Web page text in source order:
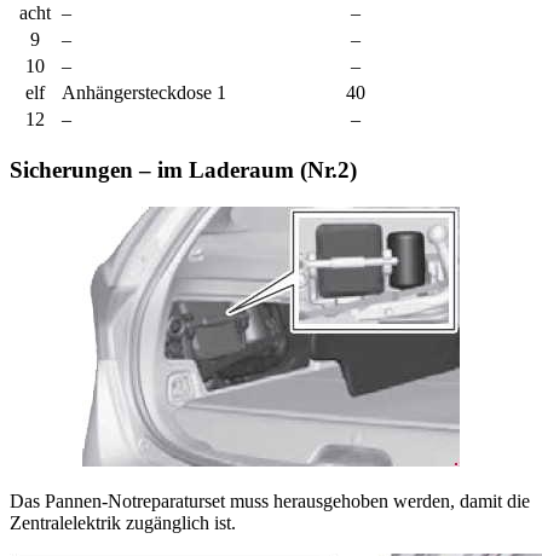
acht –
–
9
–
–
10
–
–
elf
Anhängersteckdose 1
40
12
– –
Sicherungen – im Laderaum (Nr.2)
Das Pannen-Notreparaturset muss herausgehoben werden, damit die
Zentralelektrik zugänglich ist.